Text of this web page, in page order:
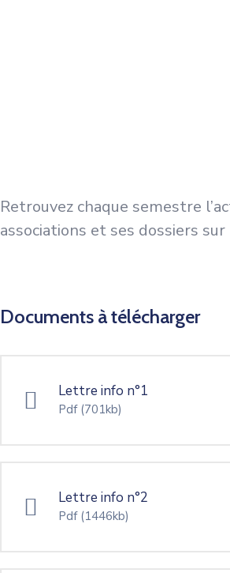
Retrouvez chaque semestre
associations et ses dossiers
Documents à télécharger
Lettre info n°1
Pdf (701kb)
Lettre info n°2
Pdf (1446kb)